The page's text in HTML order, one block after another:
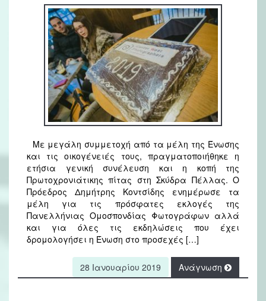
Με μεγάλη συμμετοχή από τα μέλη της Ένωσης
και τις οικογένειές τους, πραγματοποιήθηκε η
ετήσια γενική συνέλευση και η κοπή της
Πρωτοχρονιάτικης πίτας στη Σκύδρα Πέλλας. Ο
Πρόεδρος Δημήτρης Κοντσίδης ενημέρωσε τα
μέλη για τις πρόσφατες εκλογές της
Πανελλήνιας Ομοσπονδίας Φωτογράφων αλλά
και για όλες τις εκδηλώσεις που έχει
δρομολογήσει η Ένωση στο προσεχές […]
28 Ιανουαρίου 2019 Ανάγνωση